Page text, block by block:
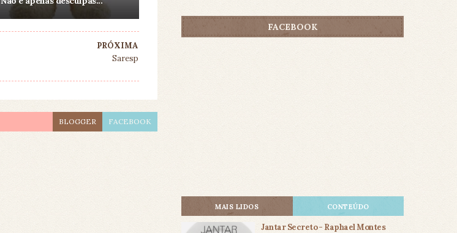
PRÓXIMA
Saresp
BLOGGER FACEBOOK
FACEBOOK
MAIS LIDOS CONTEÚDO
Jantar Secreto - Raphael Montes